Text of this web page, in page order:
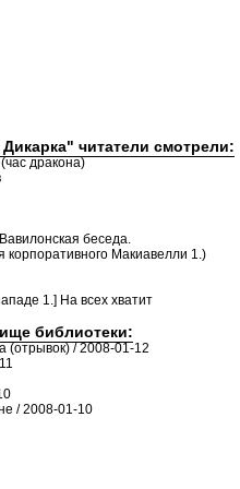
читатели смотрели:
дракона)
беседа.
Макиавелли 1.)
1.] На всех хватит
библиотеки:
(отрывок) / 2008-01-12
/ 2008-01-10